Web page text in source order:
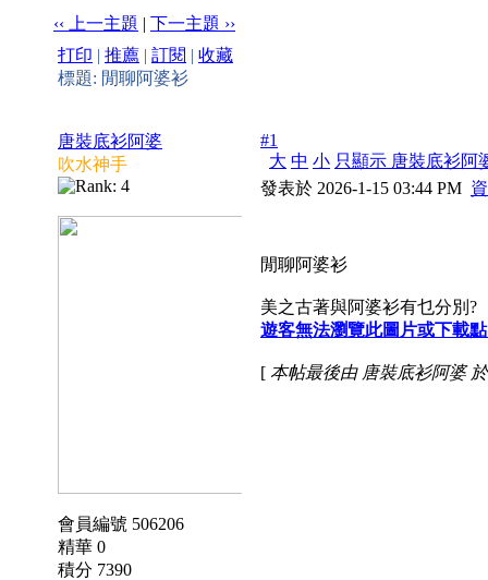
‹‹ 上一主題 | 下一主題 ››
打印 | 推薦 | 訂閱 | 收藏
標題: 閒聊阿婆衫
唐裝底衫阿婆
吹水神手
會員編號 506206
精華 0
積分 7390
#1
大 中 小 只顯示 唐裝底衫阿
發表於 2026-1-15 03:44 PM
閒聊阿婆衫
美之古著與阿婆衫有乜分別?
遊客無法瀏覽此圖片或下載
[ 本帖最後由 唐裝底衫阿婆